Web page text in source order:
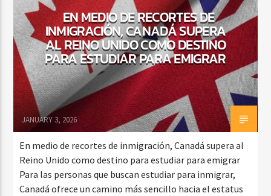
EN MEDIO DE RECORTES DE
INMIGRACIÓN, CANADÁ SUPERA
AL REINO UNIDO COMO DESTINO
PARA ESTUDIAR PARA EMIGRAR
JANUARY 3, 2026
En medio de recortes de inmigración, Canadá supera al
Reino Unido como destino para estudiar para emigrar
Para las personas que buscan estudiar para inmigrar,
Canadá ofrece un camino más sencillo hacia el estatus